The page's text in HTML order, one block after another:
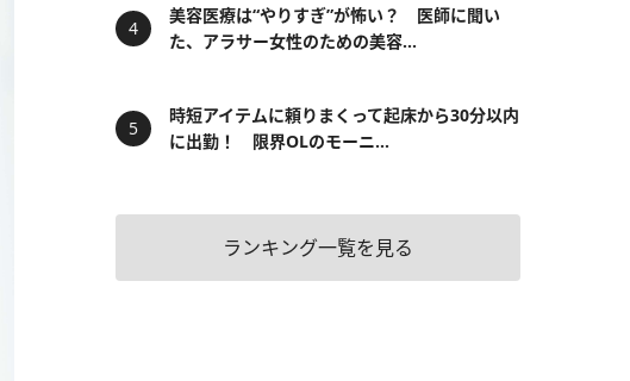
美容医療は“やりすぎ”が怖い？ 医師に聞い
た、アラサー女性のための美容...
時短アイテムに頼りまくって起床から30分以内
に出勤！ 限界OLのモーニ...
ランキング一覧を見る